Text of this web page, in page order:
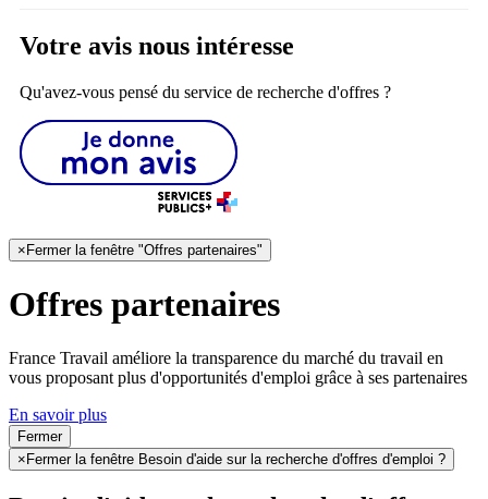
Votre avis nous intéresse
Qu'avez-vous pensé du service de recherche d'offres ?
× Fermer la fenêtre "Offres partenaires"
Offres partenaires
France Travail améliore la transparence du marché du travail en
vous proposant plus d'opportunités d'emploi grâce à ses partenaires
En savoir plus
Fermer
× Fermer la fenêtre Besoin d'aide sur la recherche d'offres d'emploi ?